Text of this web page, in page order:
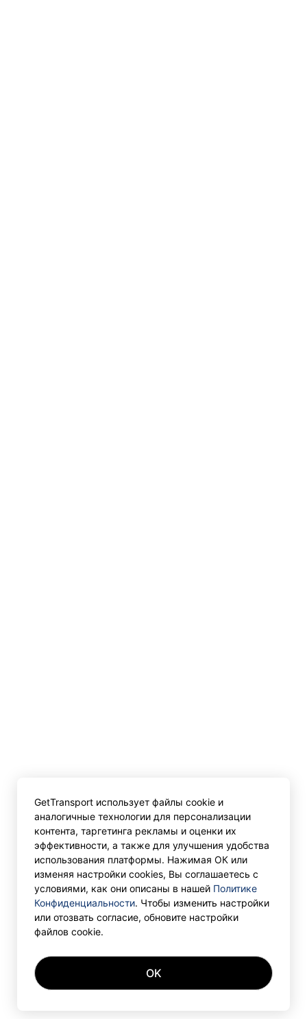
GetTransport использует файлы cookie и
аналогичные технологии для персонализации
контента, таргетинга рекламы и оценки их
эффективности, а также для улучшения удобства
использования платформы. Нажимая ОК или
изменяя настройки cookies, Вы соглашаетесь с
условиями, как они описаны в нашей Политике
Конфиденциальности. Чтобы изменить настройки
или отозвать согласие, обновите настройки
файлов cookie.
OK